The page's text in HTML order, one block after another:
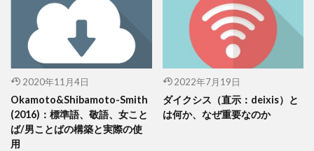
2020年11月4日
Okamoto&Shibamoto-Smith
(2016)：標準語、敬語、女こと
ば/男ことばの構築と実際の使
用
2022年7月19日
ダイクシス（直示：deixis）と
は何か、なぜ重要なのか